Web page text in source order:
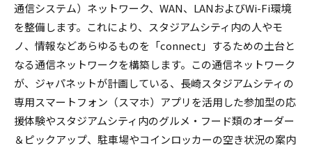
通信システム）ネットワーク、WAN、LANおよびWi-Fi環境
を整備します。これにより、スタジアムシティ内の人やモ
ノ、情報などあらゆるものを「connect」するための土台と
なる通信ネットワークを構築します。この通信ネットワーク
が、ジャパネットが計画している、長崎スタジアムシティの
専用スマートフォン（スマホ）アプリを活用した参加型の応
援体験やスタジアムシティ内のグルメ・フード類のオーダー
＆ピックアップ、駐車場やコインロッカーの空き状況の案内